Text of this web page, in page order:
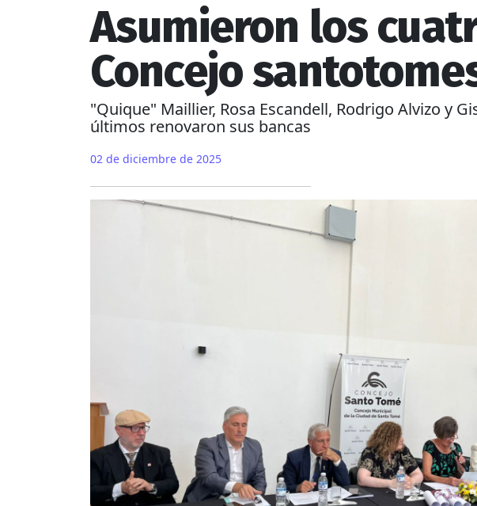
Asumieron los
Concejo
"Quique" Maillier, Rosa Escandell, Rodrigo Alvizo y
últimos renovaron sus bancas
02 de diciembre de 2025